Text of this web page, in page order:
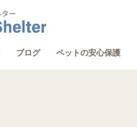
ブログ ペットの安心保護